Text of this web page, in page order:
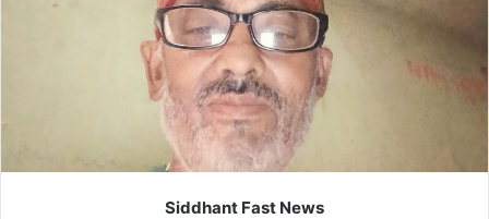
Siddhant Fast News